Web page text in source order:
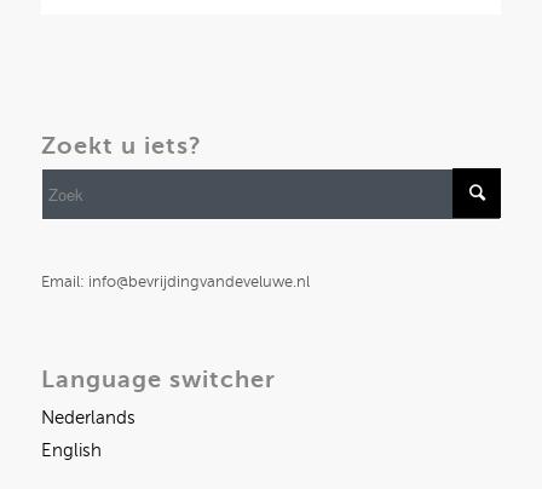
Zoekt u iets?
Email: info@bevrijdingvandeveluwe.nl
Language switcher
Nederlands
English